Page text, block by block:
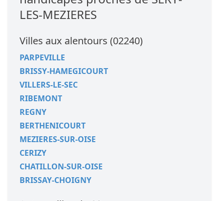
LES-MEZIERES
Villes aux alentours (02240)
PARPEVILLE
BRISSY-HAMEGICOURT
VILLERS-LE-SEC
RIBEMONT
REGNY
BERTHENICOURT
MEZIERES-SUR-OISE
CERIZY
CHATILLON-SUR-OISE
BRISSAY-CHOIGNY